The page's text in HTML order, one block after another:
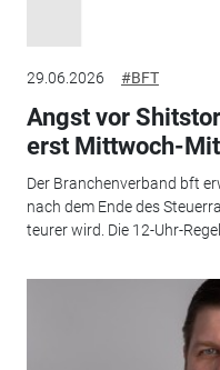
29.06.2026 #BFT
Angst vor
erst Mittwoch-
Der Branchenverband bft
nach dem Ende des
teurer wird. Die 12-Uhr-